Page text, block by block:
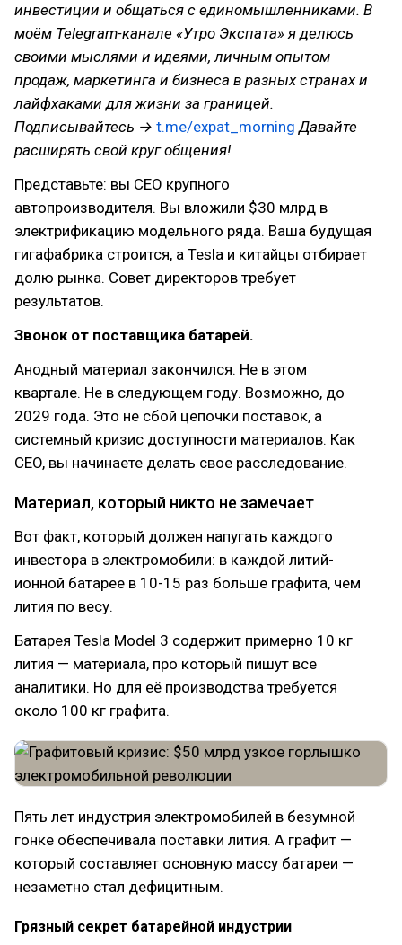
инвестиции и общаться с единомышленниками. В
моём Telegram-канале «Утро Экспата» я делюсь
своими мыслями и идеями, личным опытом
продаж, маркетинга и бизнеса в разных странах и
лайфхаками для жизни за границей.
Подписывайтесь → t.me/expat_morning Давайте
расширять свой круг общения!
Представьте: вы CEO крупного
автопроизводителя. Вы вложили $30 млрд в
электрификацию модельного ряда. Ваша будущая
гигафабрика строится, а Tesla и китайцы отбирает
долю рынка. Совет директоров требует
результатов.
Звонок от поставщика батарей.
Анодный материал закончился. Не в этом
квартале. Не в следующем году. Возможно, до
2029 года. Это не сбой цепочки поставок, а
системный кризис доступности материалов. Как
CEO, вы начинаете делать свое расследование.
Материал, который никто не замечает
Вот факт, который должен напугать каждого
инвестора в электромобили: в каждой литий-
ионной батарее в 10-15 раз больше графита, чем
лития по весу.
Батарея Tesla Model 3 содержит примерно 10 кг
лития — материала, про который пишут все
аналитики. Но для её производства требуется
около 100 кг графита.
Пять лет индустрия электромобилей в безумной
гонке обеспечивала поставки лития. А графит —
который составляет основную массу батареи —
незаметно стал дефицитным.
Грязный секрет батарейной индустрии